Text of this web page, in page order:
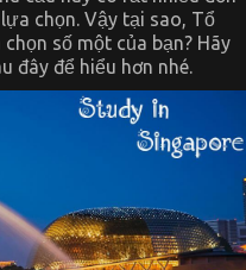
singapore
tại
Tổ
chức
Netviet
chọn. Vậy tại sao, Tổ
số một của bạn? Hãy
đây để hiểu hơn nhé.